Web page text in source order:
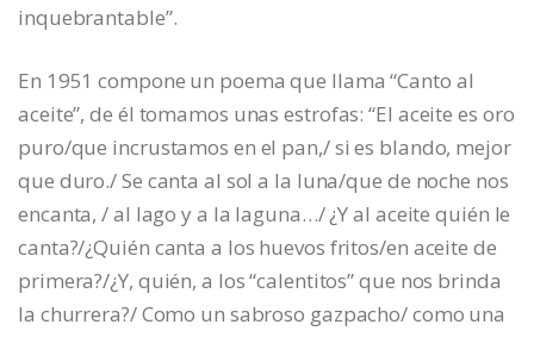
inquebrantable”.
En 1951 compone un poema que llama “Canto al
aceite”, de él tomamos unas estrofas: “El aceite es oro
puro/que incrustamos en el pan,/ si es blando, mejor
que duro./ Se canta al sol a la luna/que de noche nos
encanta, / al lago y a la laguna…/ ¿Y al aceite quién le
canta?/¿Quién canta a los huevos fritos/en aceite de
primera?/¿Y, quién, a los “calentitos” que nos brinda
la churrera?/ Como un sabroso gazpacho/ como una